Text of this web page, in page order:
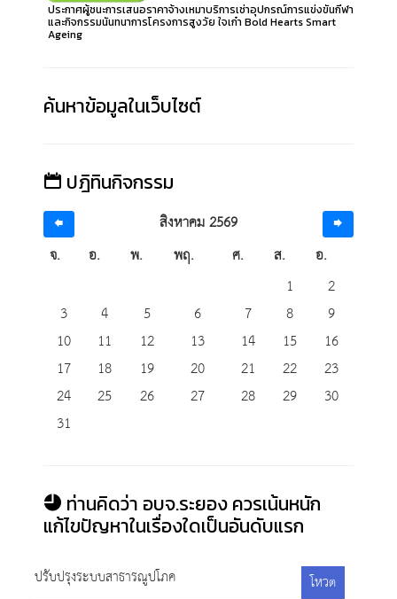
ประกาศผู้ชนะการเสนอราคาจ้างเหมาบริการเช่าอุปกรณ์การแข่งขันกีฬา
และกิจกรรมนันทนาการโครงการสูงวัย ใจเก๋า Bold Hearts Smart
Ageing
ค้นหาข้อมูลในเว็บไซต์
ปฎิทินกิจกรรม
สิงหาคม 2569
จ.
อ. พ. พฤ. ศ. ส.
อ.
1
2
3
4 5 6 7 8
9
10
11 12 13 14 15
16
17
18 19 20 21 22
23
24
25 26 27 28 29
30
31
ท่านคิดว่า อบจ.ระยอง ควรเน้นหนัก
แก้ไขปัญหาในเรื่องใดเป็นอันดับแรก
ปรับปรุงระบบสาธารณูปโภค โหวต